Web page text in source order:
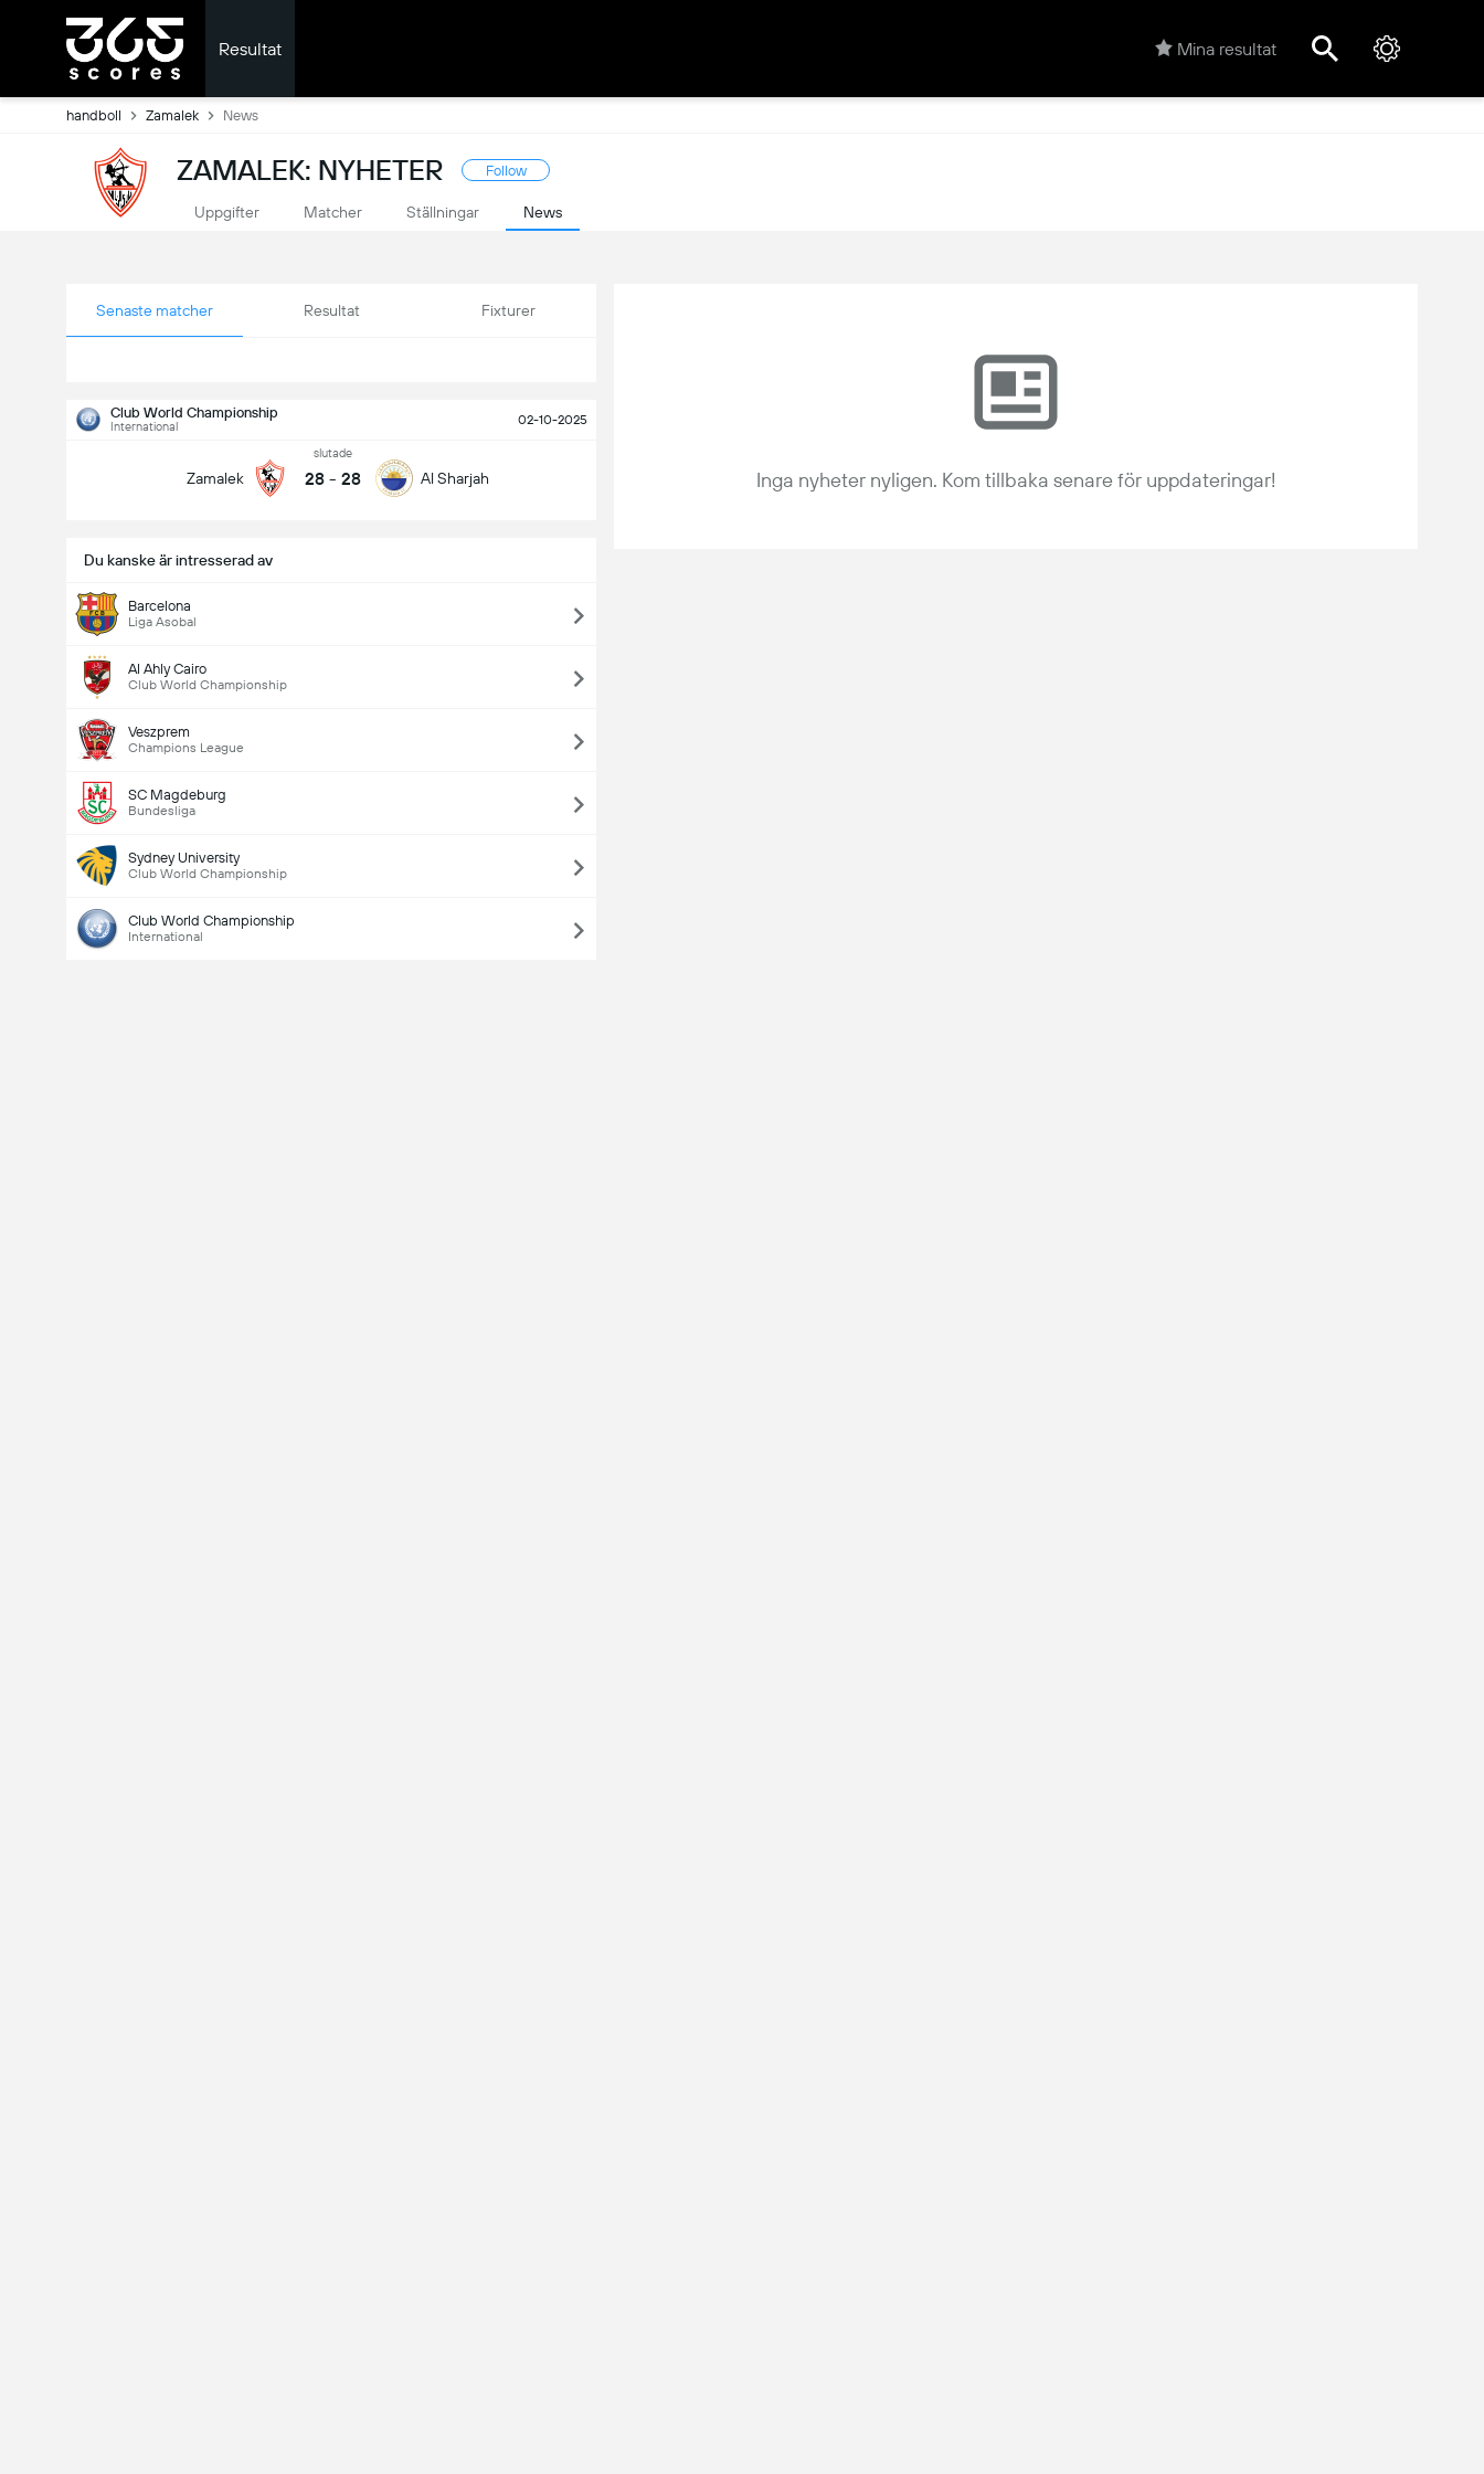
Resultat Mina resultat
handboll Zamalek News
ZAMALEK: NYHETER Follow
Uppgifter Matcher Ställningar News
Senaste matcher Resultat Fixturer
Club World Championship
International 02-10-2025
Zamalek
slutade
28 - 28 Al Sharjah
Du kanske är intresserad av
Barcelona
Liga Asobal
Al Ahly Cairo
Club World Championship
Veszprem
Champions League
SC Magdeburg
Bundesliga
Sydney University
Club World Championship
Club World Championship
International
Inga nyheter nyligen. Kom tillbaka senare för uppdateringar!